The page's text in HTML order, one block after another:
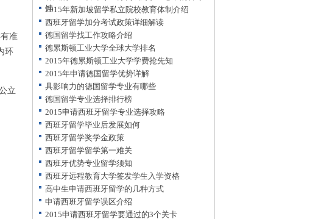
准
环
立
饽
2015年新加坡留学私立院校教育体制介绍
西班牙留学加分考试政策详细解读
德国留学找工作攻略介绍
德累斯顿工业大学全球大学排名
2015年德累斯顿工业大学学费抢先知
2015年申请德国留学优势详解
具影响力的德国留学专业有哪些
德国留学专业选择排行榜
2015申请西班牙留学专业选择攻略
西班牙留学毕业后发展如何
西班牙留学奖学金政策
西班牙留学留学第一难关
西班牙优势专业留学须知
西班牙远程教育大学签发学生入学资格
高中生申请西班牙留学的几种方式
申请西班牙留学误区介绍
2015申请西班牙留学要通过的3个关卡